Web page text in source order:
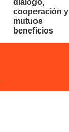
diálogo,
cooperación y
mutuos
beneficios